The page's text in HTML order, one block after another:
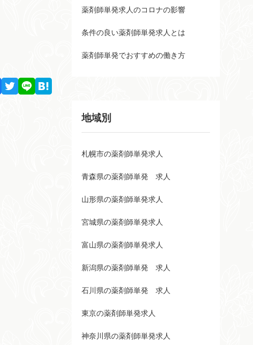
薬剤師単発求人のコロナの影響
条件の良い薬剤師単発求人とは
薬剤師単発でおすすめの働き方
地域別
札幌市の薬剤師単発求人
青森県の薬剤師単発 求人
山形県の薬剤師単発求人
宮城県の薬剤師単発求人
富山県の薬剤師単発求人
新潟県の薬剤師単発 求人
石川県の薬剤師単発 求人
東京の薬剤師単発求人
神奈川県の薬剤師単発求人